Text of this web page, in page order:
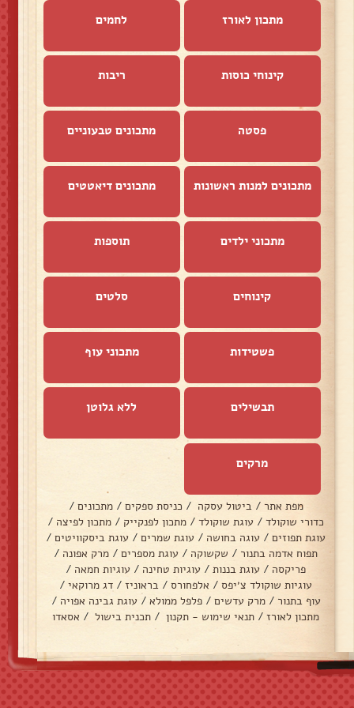
מתכון לאורז לחמים
קינוחי כוסות ריבות
פסטה מתכונים טבעוניים
מתכונים למנות ראשונות מתכונים דיאטטים
מתכוני ילדים תוספות
קינוחים סלטים
פשטידות מתכוני עוף
תבשילים ללא גלוטן
מרקים
מפת אתר / ביטול עסקה / כניסת ספקים / מתכונים /
כדורי שוקולד / עוגת שוקולד / מתכון לפנקייק / מתכון לפיצה /
עוגת תפוזים / עוגה בחושה / עוגת שמרים / עוגת ביסקוויטים /
תפוח אדמה בתנור / שקשוקה / עוגת מספרים / מרק אפונה /
פריקסה / עוגת בננות / עוגיות טחינה / עוגיות חמאה /
עוגיות שוקולד צ׳יפס / אלפחורס / בראוניז / דג מרוקאי /
עוף בתנור / מרק עדשים / פלפל ממולא / עוגת גבינה אפויה /
מתכון לאורז / תנאי שימוש - תקנון / תכנית בישול / אסאדו